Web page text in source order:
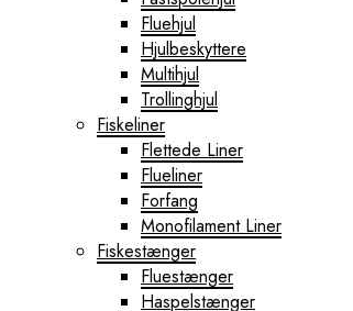
Fluehjul
Hjulbeskyttere
Multihjul
Trollinghjul
Fiskeliner
Flettede Liner
Flueliner
Forfang
Monofilament Liner
Fiskestænger
Fluestænger
Haspelstænger